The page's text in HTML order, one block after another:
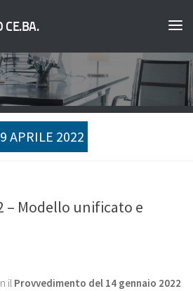
CE.BA.
APRILE 2022
– Modello unificato e
il Provvedimento del 14 gennaio 2022